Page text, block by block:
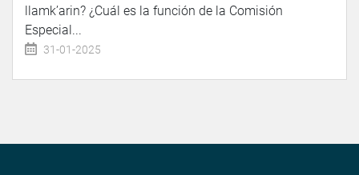
llamk’arin? ¿Cuál es la función de la Comisión
Especial...
31-01-2025